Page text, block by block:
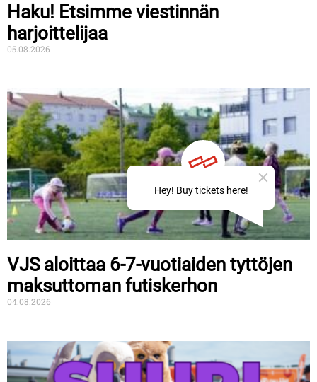
Haku! Etsimme viestinnän
harjoittelijaa
05.08.2026
VJS aloittaa 6-7-vuotiaiden tyttöjen
maksuttoman futiskerhon
04.08.2026